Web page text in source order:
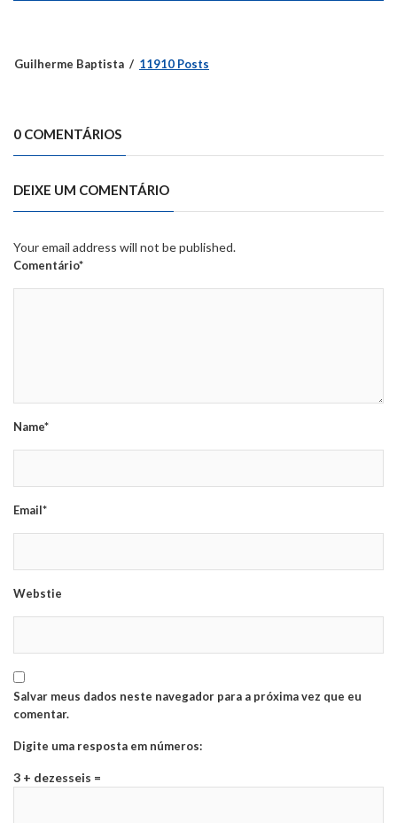
Guilherme Baptista 11910 Posts
0 COMENTÁRIOS
DEIXE UM COMENTÁRIO
Your email address will not be published.
Comentário*
Name*
Email*
Webstie
Salvar meus dados neste navegador para a próxima vez que eu
comentar.
Digite uma resposta em números:
3 + dezesseis =